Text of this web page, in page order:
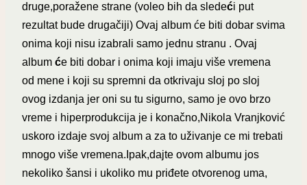
druge,poražene strane (voleo bih da sledeći put
rezultat bude drugačiji) Ovaj album će biti dobar svima
onima koji nisu izabrali samo jednu stranu . Ovaj
album će biti dobar i onima koji imaju više vremena
od mene i koji su spremni da otkrivaju sloj po sloj
ovog izdanja jer oni su tu sigurno, samo je ovo brzo
vreme i hiperprodukcija je i konačno,Nikola Vranjković
uskoro izdaje svoj album a za to uživanje ce mi trebati
mnogo više vremena.Ipak,dajte ovom albumu jos
nekoliko šansi i ukoliko mu priđete otvorenog uma,